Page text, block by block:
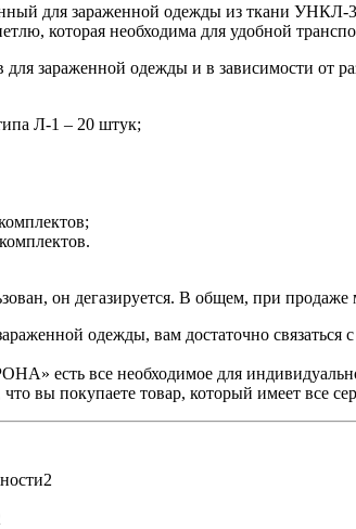
для зараженной одежды из ткани
которая необходима для удобной
зараженной одежды и в зависимости от
Л-1 – 20 штук;
он дегазируется. В общем, при
одежды, вам достаточно
есть все необходимое для
вы покупаете товар, который имеет все
2